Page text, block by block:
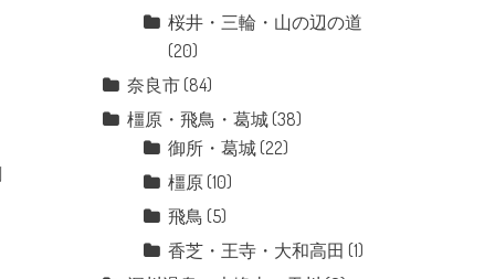
桜井・三輪・山の辺の道
(20)
奈良市 (84)
橿原・飛鳥・葛城 (38)
御所・葛城 (22)
橿原 (10)
飛鳥 (5)
香芝・王寺・大和高田 (1)